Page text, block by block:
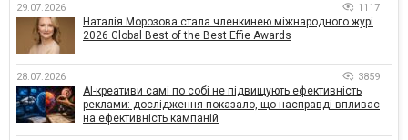
29.07.2026 1117
Наталія Морозова стала членкинею міжнародного журі
2026 Global Best of the Best Effie Awards
28.07.2026 3859
AI-креативи самі по собі не підвищують ефективність
реклами: дослідження показало, що насправді впливає
на ефективність кампаній